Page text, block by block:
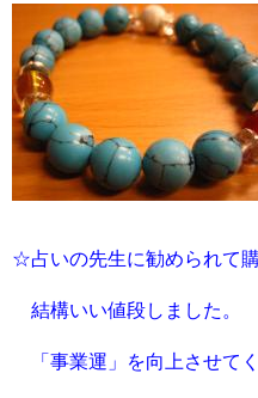
☆占いの先生に勧められて
結構いい値段しました。
「事業運」を向上させてく